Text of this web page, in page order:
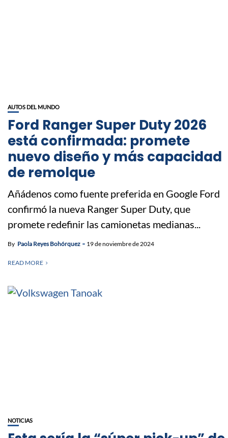
AUTOS DEL MUNDO
Ford Ranger Super Duty 2026
está confirmada: promete
nuevo diseño y más capacidad
de remolque
Añádenos como fuente preferida en Google Ford
confirmó la nueva Ranger Super Duty, que
promete redefinir las camionetas medianas...
By Paola Reyes Bohórquez 19 de noviembre de 2024
READ MORE
NOTICIAS